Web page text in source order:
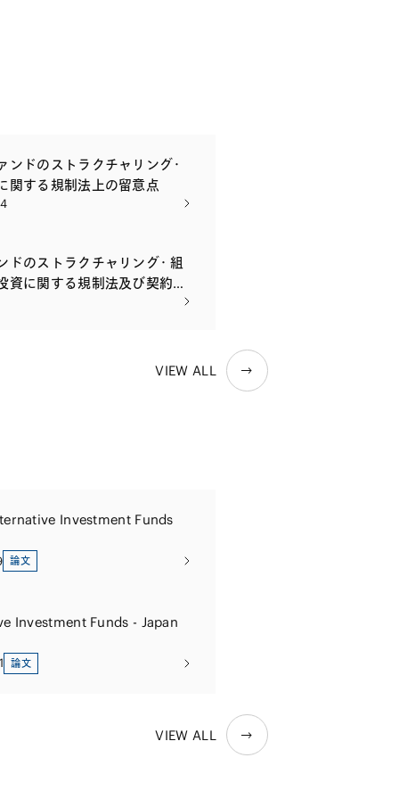
ンドのストラクチャリング・
関する規制法上の留意点
ドのストラクチャリング・組
資に関する規制法及び契約上
VIEW ALL
Investment Funds
論文
Investment Funds - Japan
論文
VIEW ALL